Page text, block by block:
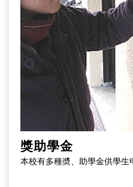
獎助學金
本校有多種奬、助學金供學生